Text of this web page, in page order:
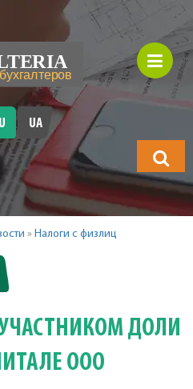
будете
искать?
UA
» Налоги с физлиц
ДОЛИ
ООО